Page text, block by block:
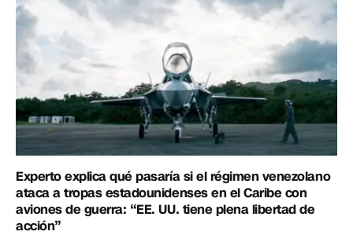
Experto explica qué pasaría si el régimen venezolano
ataca a tropas estadounidenses en el Caribe con
aviones de guerra: “EE. UU. tiene plena libertad de
acción”